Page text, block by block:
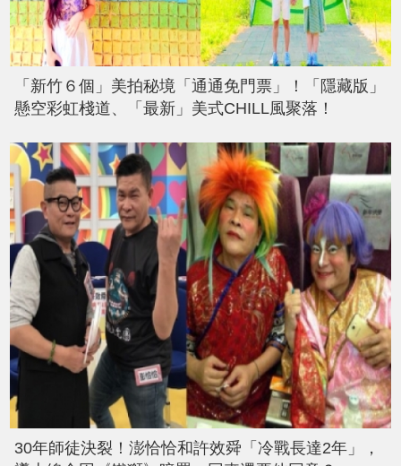
「新竹６個」美拍秘境「通通免門票」！「隱藏版」
懸空彩虹棧道、「最新」美式CHILL風聚落！
30年師徒決裂！澎恰恰和許效舜「冷戰長達2年」，